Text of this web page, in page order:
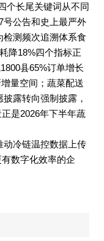
个长尾关键词从不同
号公告和史上最严外
测频次追溯体系食
降18%四个指标正
县65%订单增长
量空间；蔬菜配送
露转向强制披露，
是2026年下半年蔬
动冷链温控数据上传
数字化效率的企